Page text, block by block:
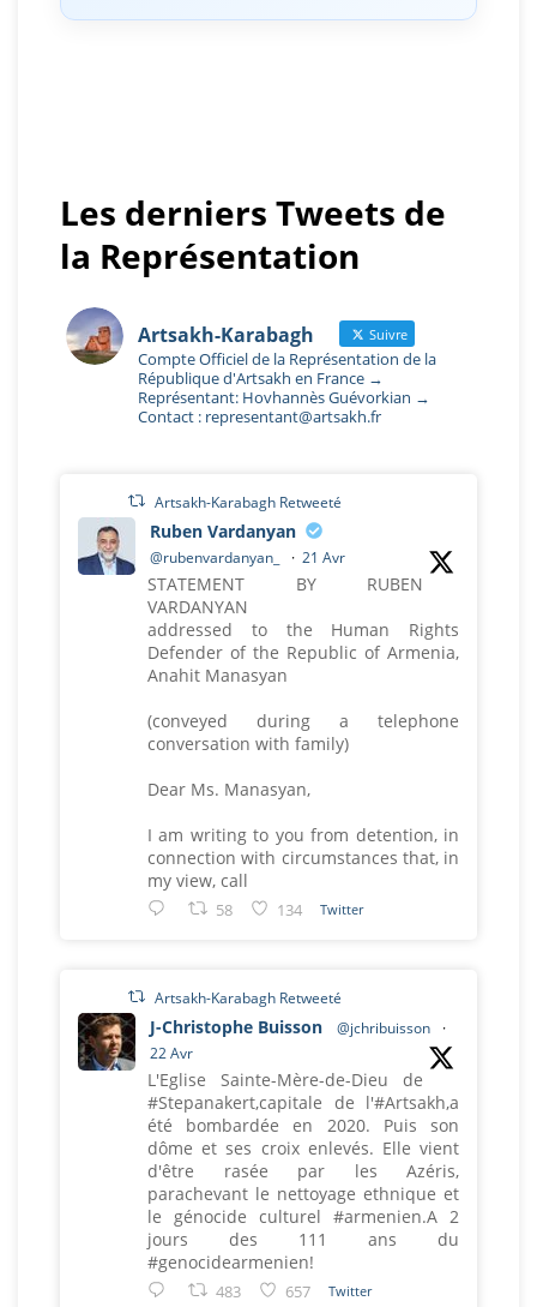
Les derniers Tweets de
la Représentation
Artsakh-Karabagh Suivre
Compte Officiel de la Représentation de la
République d'Artsakh en France →
Représentant: Hovhannès Guévorkian →
Contact : representant@artsakh.fr
Artsakh-Karabagh Retweeté
Ruben Vardanyan
@rubenvardanyan_ · 21 Avr
STATEMENT BY RUBEN
VARDANYAN
addressed to the Human Rights
Defender of the Republic of Armenia,
Anahit Manasyan
(conveyed during a telephone
conversation with family)
Dear Ms. Manasyan,
I am writing to you from detention, in
connection with circumstances that, in
my view, call
58 134 Twitter
Artsakh-Karabagh Retweeté
J-Christophe Buisson @jchribuisson
·
22 Avr
L'Eglise Sainte-Mère-de-Dieu de
#Stepanakert,capitale de l'#Artsakh,a
été bombardée en 2020. Puis son
dôme et ses croix enlevés. Elle vient
d'être rasée par les Azéris,
parachevant le nettoyage ethnique et
le génocide culturel #armenien.A 2
jours des 111 ans du
#genocidearmenien!
483 657 Twitter